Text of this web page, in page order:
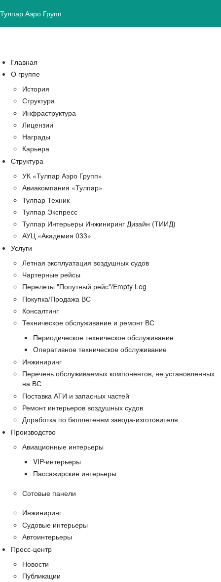
Тулпар Аэро Групп
Главная
О группе
История
Структура
Инфраструктура
Лицензии
Награды
Карьера
Структура
УК «Тулпар Аэро Групп»
Авиакомпания «Тулпар»
Тулпар Техник
Тулпар Экспресс
Тулпар Интерьеры Инжиниринг Дизайн (ТИИД)
АУЦ «Академия 033»
Услуги
Летная эксплуатация воздушных судов
Чартерные рейсы
Перелеты "Попутный рейс"/Empty Leg
Покупка/Продажа ВС
Консалтинг
Техническое обслуживание и ремонт ВС
Периодическое техническое обслуживание
Оперативное техническое обслуживание
Инжиниринг
Перечень обслуживаемых компонентов, не установленных
на ВС
Поставка АТИ и запасных частей
Ремонт интерьеров воздушных судов
Доработка по бюллетеням завода-изготовителя
Производство
Авиационные интерьеры
VIP-интерьеры
Пассажирские интерьеры
Сотовые панели
Инжиниринг
Судовые интерьеры
Автоинтерьеры
Пресс-центр
Новости
Публикации